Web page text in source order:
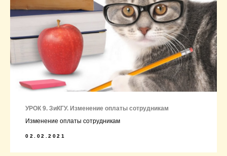
УРОК 9. ЗиКГУ. Изменение оплаты сотрудникам
Изменение оплаты сотрудникам
02.02.2021